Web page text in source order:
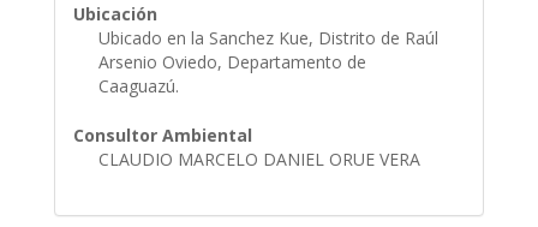
Ubicación
Ubicado en la Sanchez Kue, Distrito de Raúl
Arsenio Oviedo, Departamento de
Caaguazú.
Consultor Ambiental
CLAUDIO MARCELO DANIEL ORUE VERA